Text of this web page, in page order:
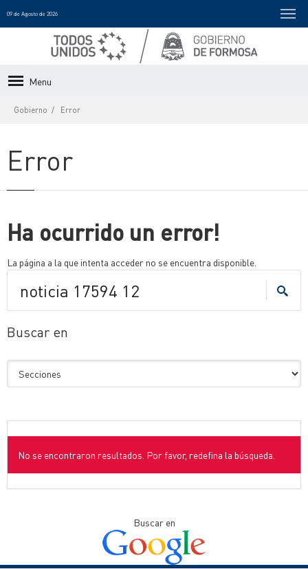
09 de Agosto de 2026
Menu
Gobierno Error
Error
Ha ocurrido un error!
La página a la que intenta acceder no se encuentra disponible.
Buscar en
No se encontraron resultados. Por favor, redefina la búsqueda.
Buscar en